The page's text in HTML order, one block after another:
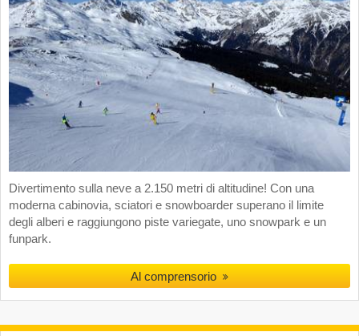
Divertimento sulla neve a 2.150 metri di altitudine! Con una
moderna cabinovia, sciatori e snowboarder superano il limite
degli alberi e raggiungono piste variegate, uno snowpark e un
funpark.
Al comprensorio